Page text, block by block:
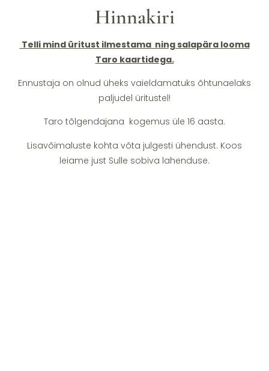
Hinnakiri
Telli mind üritust ilmestama ning salapära looma
Taro kaartidega.
Ennustaja on olnud üheks vaieldamatuks õhtunaelaks
paljudel üritustel!
Taro tõlgendajana kogemus üle 16 aasta.
Lisavõimaluste kohta võta julgesti ühendust. Koos
leiame just Sulle sobiva lahenduse.